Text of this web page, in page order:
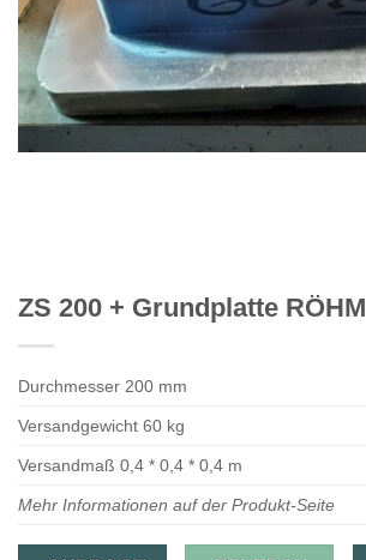
ZS 200 + Grundplatte RÖHM
Durchmesser 200 mm
Versandgewicht 60 kg
Versandmaß 0,4 * 0,4 * 0,4 m
Mehr Informationen auf der Produkt-Seite